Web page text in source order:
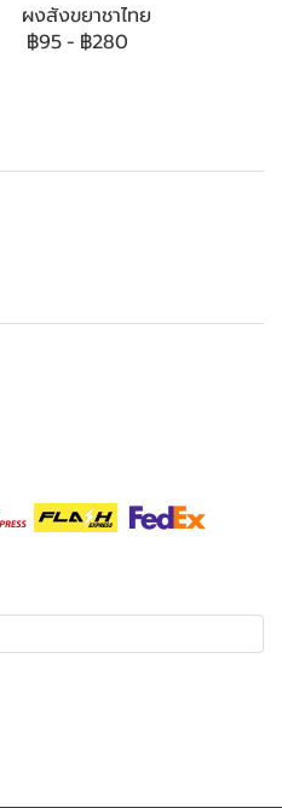
ผงสังขยาชาไทย
฿95- ฿280